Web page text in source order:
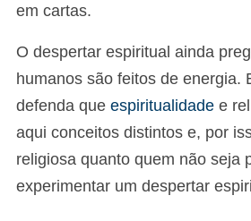
em cartas.
O despertar espiritual ainda
humanos são feitos de energia.
defenda que espiritualidade e
aqui conceitos distintos e, por
religiosa quanto quem não seja
experimentar um despertar